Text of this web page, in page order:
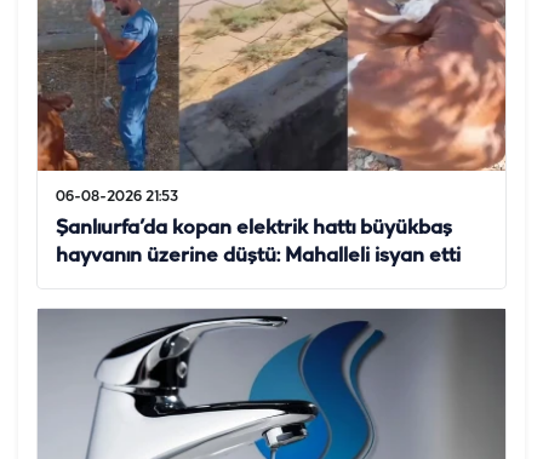
06-08-2026 21:53
Şanlıurfa’da kopan elektrik hattı büyükbaş
hayvanın üzerine düştü: Mahalleli isyan etti